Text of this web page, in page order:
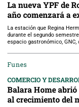
La nueva YPF de
año comenzará a
La estación que Regina
durante el segundo
espacio gastronómico,
Funes
COMERCIO Y
Balara Home
al crecimiento del